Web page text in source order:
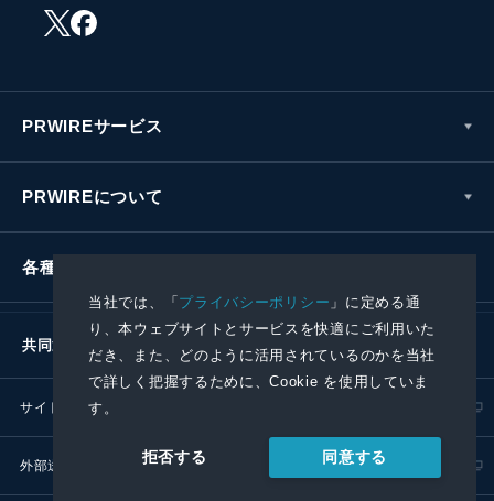
当社では、「プライバシーポリシー 」に定める通
り、本ウェブサイトとサービスを快適にご利用いた
だき、また、どのように活用されているのかを当社
で詳しく把握するために、Cookie を使用していま
す。
拒否する 同意する
PRWIREサービス
PRWIREについて
各種お問い合わせ
共同通信社グループ
サイトポリシー
外部送信ポリシー プレスリリース取扱基準